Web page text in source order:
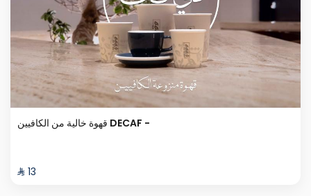
قهوة خالية من الكافيين DECAF -
⁨⁦‪‬ 13⁩